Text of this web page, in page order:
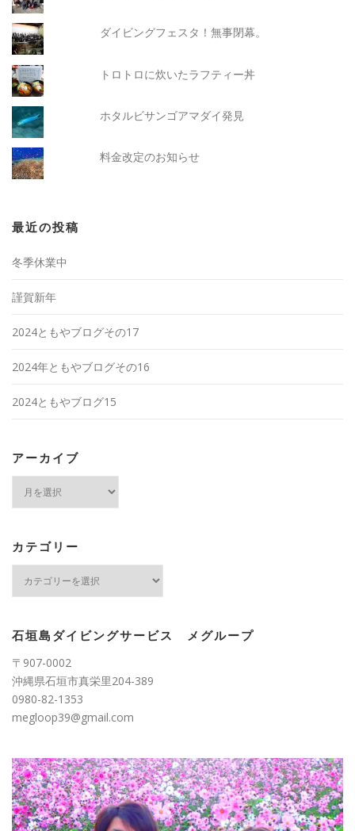
ダイビングフェスタ！無事閉幕。
トロトロに炊いたラフティー丼
ホタルビサンゴアマダイ発見
料金改定のお知らせ
最近の投稿
冬季休業中
謹賀新年
2024ともやブログその17
2024年ともやブログその16
2024ともやブログ15
アーカイブ
ブ
カテゴリー
ー
石垣島ダイビングサービス メグループ
〒907-0002
沖縄県石垣市真栄里204-389
0980-82-1353
megloop39@gmail.com